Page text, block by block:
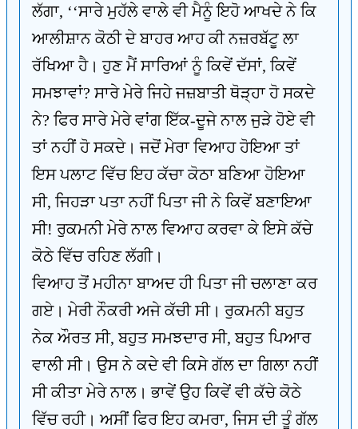
ਲੱਗਾ, ‘‘ਸਾਰੇ ਮੁਹੱਲੇ ਵਾਲੇ ਵੀ ਮੈਨੂੰ ਇਹੋ ਆਖਦੇ ਨੇ ਕਿ
ਆਲੀਸ਼ਾਨ ਕੋਠੀ ਦੇ ਬਾਹਰ ਆਹ ਕੀ ਨਜ਼ਰਬੱਟੂ ਲਾ
ਰੱਖਿਆ ਹੈ। ਹੁਣ ਮੈਂ ਸਾਰਿਆਂ ਨੂੰ ਕਿਵੇਂ ਦੱਸਾਂ, ਕਿਵੇਂ
ਸਮਝਾਵਾਂ? ਸਾਰੇ ਮੇਰੇ ਜਿਹੇ ਜਜ਼ਬਾਤੀ ਥੋੜ੍ਹਾ ਹੋ ਸਕਦੇ
ਨੇ? ਫਿਰ ਸਾਰੇ ਮੇਰੇ ਵਾਂਗ ਇੱਕ-ਦੂਜੇ ਨਾਲ ਜੁੜੇ ਹੋਏ ਵੀ
ਤਾਂ ਨਹੀਂ ਹੋ ਸਕਦੇ। ਜਦੋਂ ਮੇਰਾ ਵਿਆਹ ਹੋਇਆ ਤਾਂ
ਇਸ ਪਲਾਟ ਵਿੱਚ ਇਹ ਕੱਚਾ ਕੋਠਾ ਬਣਿਆ ਹੋਇਆ
ਸੀ, ਜਿਹੜਾ ਪਤਾ ਨਹੀਂ ਪਿਤਾ ਜੀ ਨੇ ਕਿਵੇਂ ਬਣਾਇਆ
ਸੀ! ਰੁਕਮਨੀ ਮੇਰੇ ਨਾਲ ਵਿਆਹ ਕਰਵਾ ਕੇ ਇਸੇ ਕੱਚੇ
ਕੋਠੇ ਵਿੱਚ ਰਹਿਣ ਲੱਗੀ।
ਵਿਆਹ ਤੋਂ ਮਹੀਨਾ ਬਾਅਦ ਹੀ ਪਿਤਾ ਜੀ ਚਲਾਣਾ ਕਰ
ਗਏ। ਮੇਰੀ ਨੌਕਰੀ ਅਜੇ ਕੱਚੀ ਸੀ। ਰੁਕਮਨੀ ਬਹੁਤ
ਨੇਕ ਔਰਤ ਸੀ, ਬਹੁਤ ਸਮਝਦਾਰ ਸੀ, ਬਹੁਤ ਪਿਆਰ
ਵਾਲੀ ਸੀ। ਉਸ ਨੇ ਕਦੇ ਵੀ ਕਿਸੇ ਗੱਲ ਦਾ ਗਿਲਾ ਨਹੀਂ
ਸੀ ਕੀਤਾ ਮੇਰੇ ਨਾਲ। ਭਾਵੇਂ ਉਹ ਕਿਵੇਂ ਵੀ ਕੱਚੇ ਕੋਠੇ
ਵਿੱਚ ਰਹੀ। ਅਸੀਂ ਫਿਰ ਇਹ ਕਮਰਾ, ਜਿਸ ਦੀ ਤੂੰ ਗੱਲ